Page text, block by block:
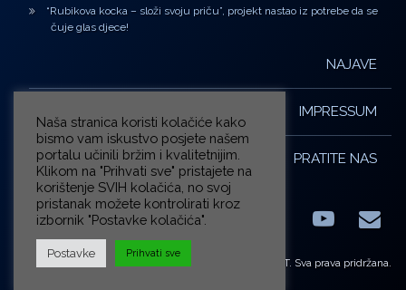
“Rubikova kocka – složi svoju priču”, projekt nastao iz potrebe da se
čuje glas djece!
NAJAVE
IMPRESSUM
PRATITE NAS
FacebookLinkedIn E-
© ZG-KULT. Sva prava pridržana.
Naša stranica koristi kolačiće kako
bismo vam iskustvo posjete našem
portalu učinili bržim i kvalitetnijim.
Klikom na "Prihvati sve" pristajete na
korištenje SVIH kolačića, no svoj
pristanak možete kontrolirati kroz
izbornik "Postavke kolačića".
Postavke Prihvati sve